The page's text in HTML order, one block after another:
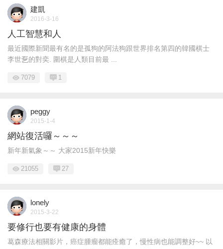
建凱
2016-3-16
人工智慧和人
最近國際新聞最有名的是孤狗的阿法狗跟世界排名第四的韓國棋士
李世乭的對奕. 圍棋是人類目前最 ...
7079 1
peggy
2015-1-4
網站復活囉～～～
新年新氣象～～ 大家2015新年快樂
21055 27
lonely
2015-3-22
要修行也要有健康的身體
葛森療法相關影片，癌症腫瘤都能痊癒了，慢性病也能調整好~~ 以